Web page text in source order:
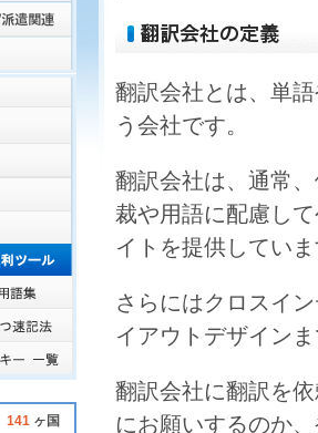
翻訳会社とは、単
う 会社です。
翻訳会社は、通常
裁や用語に配慮し
イトを提供してい
さらにはクロスイ
イアウトデザイン
翻訳会社に翻訳を
にお願いするのか
141 ヶ国